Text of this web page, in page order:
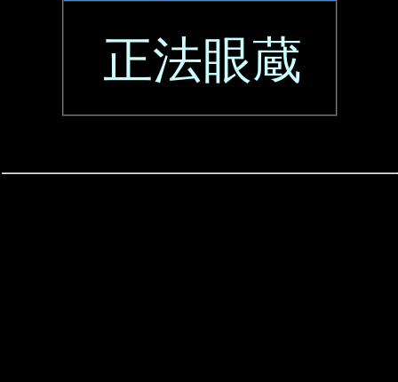
正法眼蔵